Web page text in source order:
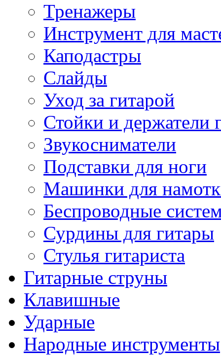
Тренажеры
Инструмент для
Каподастры
Слайды
Уход за гитарой
Стойки и держатели
Звукосниматели
Подставки для ноги
Машинки для
Беспроводные
Сурдины для гитары
Стулья гитариста
Гитарные струны
Клавишные
Ударные
Народные инструменты